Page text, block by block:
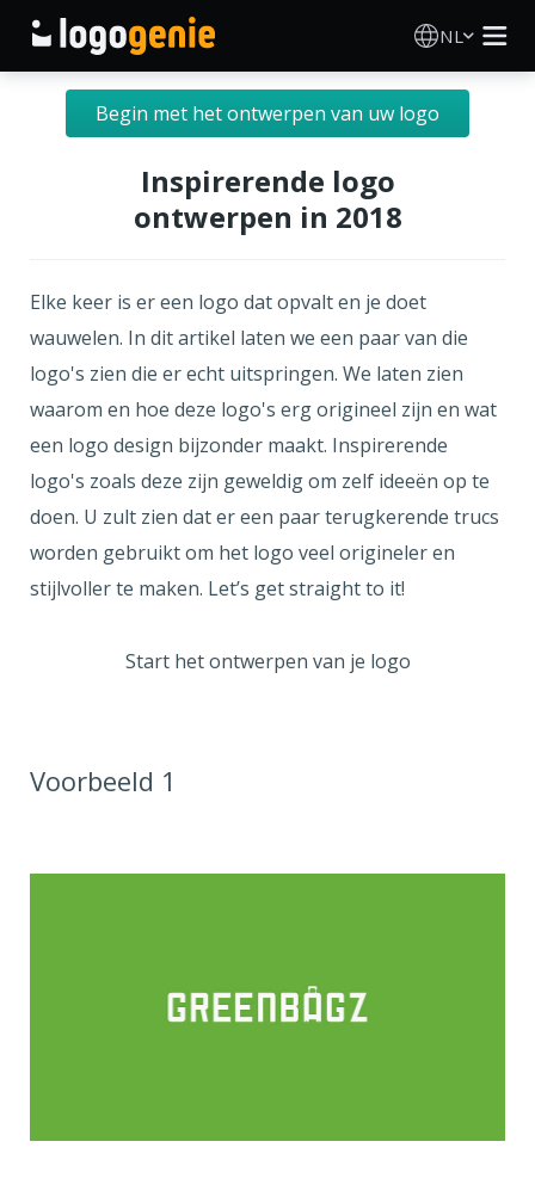
NL
Logo Maken
AI logogenerator
Logo-ideeën
Gedrukte producten
Over
Blog
INLOGGEN
Begin met het ontwerpen van uw logo
Inspirerende logo
ontwerpen in 2018
Elke keer is er een logo dat opvalt en je doet
wauwelen. In dit artikel laten we een paar van die
logo's zien die er echt uitspringen. We laten zien
waarom en hoe deze logo's erg origineel zijn en wat
een logo design bijzonder maakt. Inspirerende
logo's zoals deze zijn geweldig om zelf ideeën op te
doen. U zult zien dat er een paar terugkerende trucs
worden gebruikt om het logo veel origineler en
stijlvoller te maken. Let’s get straight to it!
Start het ontwerpen van je logo
Voorbeeld 1